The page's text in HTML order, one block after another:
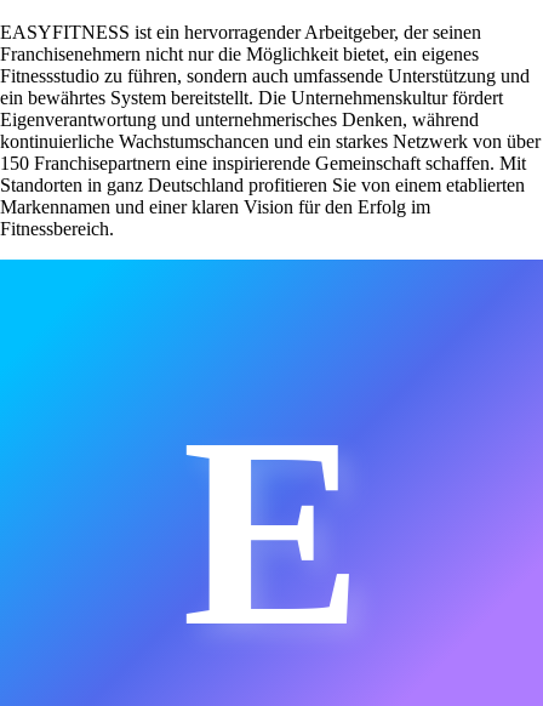
EASYFITNESS ist ein hervorragender Arbeitgeber, der seinen
Franchisenehmern nicht nur die Möglichkeit bietet, ein eigenes
Fitnessstudio zu führen, sondern auch umfassende Unterstützung und
ein bewährtes System bereitstellt. Die Unternehmenskultur fördert
Eigenverantwortung und unternehmerisches Denken, während
kontinuierliche Wachstumschancen und ein starkes Netzwerk von über
150 Franchisepartnern eine inspirierende Gemeinschaft schaffen. Mit
Standorten in ganz Deutschland profitieren Sie von einem etablierten
Markennamen und einer klaren Vision für den Erfolg im
Fitnessbereich.
E